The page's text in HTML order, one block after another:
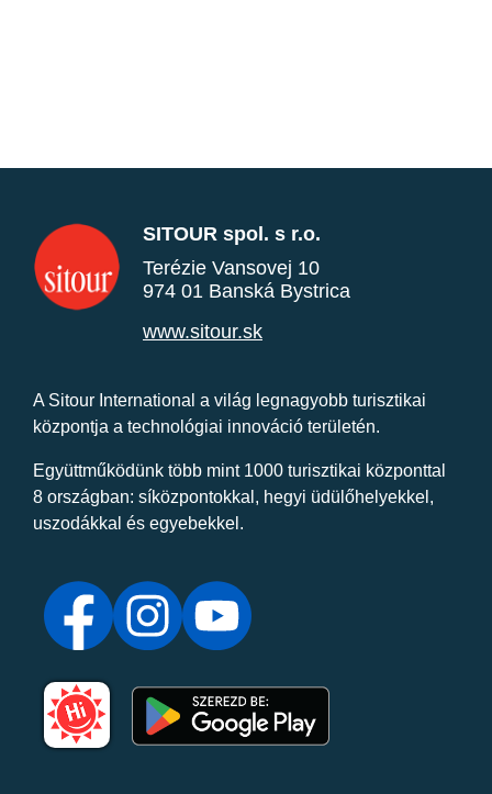
SITOUR spol. s r.o.
Terézie Vansovej 10
974 01 Banská Bystrica
www.sitour.sk
A Sitour International a világ legnagyobb turisztikai
központja a technológiai innováció területén.
Együttműködünk több mint 1000 turisztikai központtal
8 országban: síközpontokkal, hegyi üdülőhelyekkel,
uszodákkal és egyebekkel.